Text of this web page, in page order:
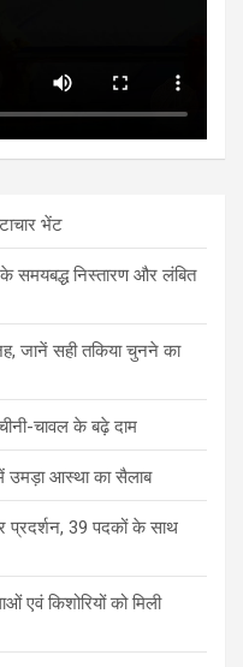
भेंट
समयबद्ध निस्तारण और लंबित
जानें सही तकिया चुनने का
चावल के बढ़े दाम
उमड़ा आस्था का सैलाब
प्रदर्शन, 39 पदकों के साथ
एवं किशोरियों को मिली